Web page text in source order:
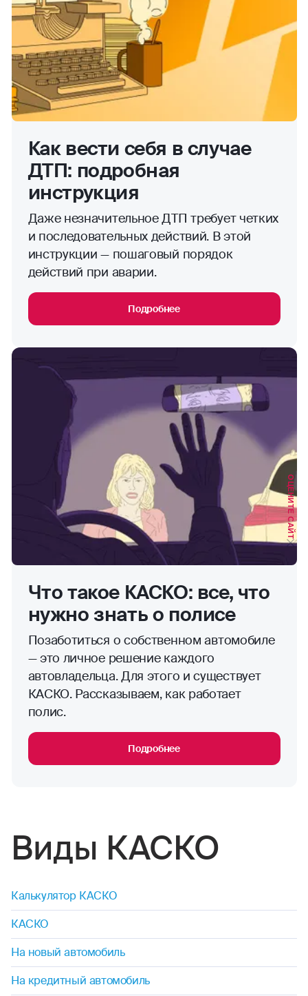
Как вести себя в случае
ДТП: подробная
инструкция
Даже незначительное ДТП требует четких
и последовательных действий. В этой
инструкции — пошаговый порядок
действий при аварии.
Подробнее
Что такое КАСКО: все, что
нужно знать о полисе
Позаботиться о собственном автомобиле
— это личное решение каждого
автовладельца. Для этого и существует
КАСКО. Рассказываем, как работает
полис.
Подробнее
Виды КАСКО
Калькулятор КАСКО
КАСКО
На новый автомобиль
На кредитный автомобиль
ОЦЕНИТЕ САЙТ